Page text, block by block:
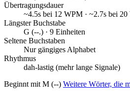
Übertragungsdauer
~4.5s bei 12 WPM · ~2.7s bei
Längster Buchstabe
G (--.) · 9 Einheiten
Seltene Buchstaben
Nur gängiges Alphabet
Rhythmus
dah-lastig (mehr lange Signale)
Beginnt mit M (--) Weitere Wörter, die